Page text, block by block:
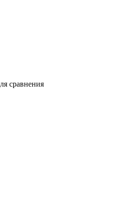
сравнения